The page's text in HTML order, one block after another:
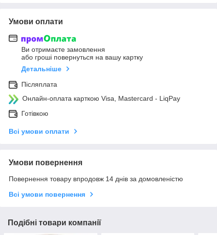
Умови оплати
Ви отримаєте замовлення
або гроші повернуться на вашу картку
Детальніше
Післяплата
Онлайн-оплата карткою Visa, Mastercard - LiqPay
Готівкою
Всі умови оплати
Умови повернення
Повернення товару впродовж 14 днів за домовленістю
Всі умови повернення
Подібні товари компанії